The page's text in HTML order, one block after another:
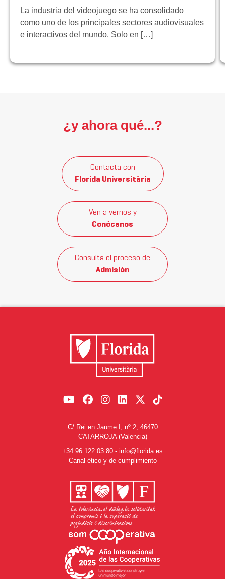
La industria del videojuego se ha consolidado
como uno de los principales sectores audiovisuales
e interactivos del mundo. Solo en […]
¿y ahora qué...?
Contacta con
Florida Universitària
Ven a vernos y
Conócenos
Consulta el proceso de
Admisión
C/ Rei en Jaume I, nº 2, 46470
CATARROJA (Valencia)
+34 96 122 03 80 - info@florida.es
Canal ético y de cumplimiento